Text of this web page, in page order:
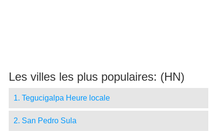
Les villes les plus populaires: (HN)
1. Tegucigalpa Heure locale
2. San Pedro Sula